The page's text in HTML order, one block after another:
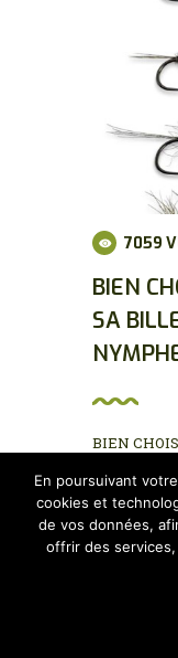
7059
BIEN
SA
BIEN
que je
EN
En poursuivant
cookies et
de vos données,
offrir des